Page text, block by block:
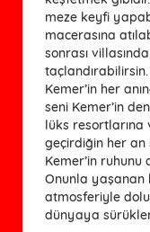
meze keyfi
macerasına
sonrası
Kemer’in her
seni Kemer’in
lüks resortlarına
geçirdiğin her
Kemer’in
Onunla yaşanan
atmosferiyle
dünyaya